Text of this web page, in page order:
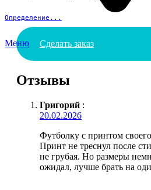
Определение...
Меню Сделать заказ
Отзывы
Григорий :
20.02.2026
Футболку с принтом
Принт не треснул после
не грубая. Но размеры
ожидал, лучше брать на